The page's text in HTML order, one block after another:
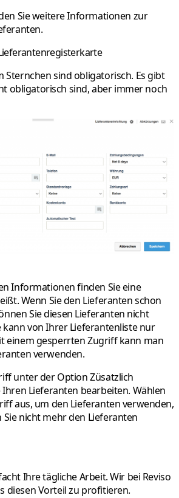
Sie weitere Informationen zur
Sternchen sind obligatorisch. Es gibt
obligatorisch sind, aber immer noch
Informationen finden Sie eine
Wenn Sie den Lieferanten schon
Sie diesen Lieferanten nicht
kann von Ihrer Lieferantenliste nur
einem gesperrten Zugriff kann man
verwenden.
unter der OptionZüsatzlich
Lieferanten bearbeiten. Wählen
aus, um den Lieferanten verwenden,
nicht mehr den Lieferanten
Ihre tägliche Arbeit. Wir bei Reviso
diesen Vorteil zu profitieren.